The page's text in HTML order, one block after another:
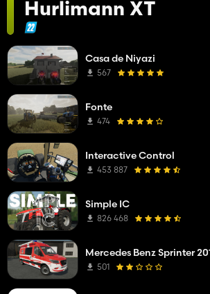
Hurlimann XT
Casa de Niyazi
567
Fonte
474
Interactive Control
453 887
Simple IC
826 468
Mercedes Benz Sprinter
501